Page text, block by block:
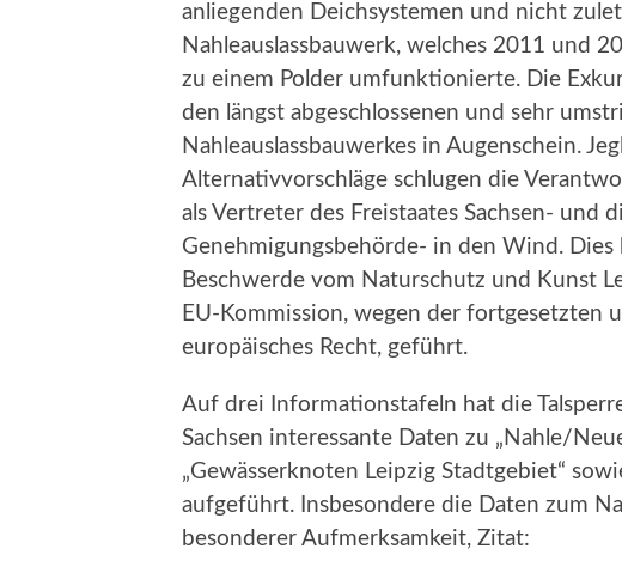
anliegenden Deichsystemen und nicht
Nahleauslassbauwerk, welches 2011 und
zu einem Polder umfunktionierte. Die
den längst abgeschlossenen und sehr
Nahleauslassbauwerkes in Augenschein.
Alternativvorschläge schlugen die
als Vertreter des Freistaates Sachsen- und
Genehmigungsbehörde- in den Wind.
Beschwerde vom Naturschutz und Kunst
EU-Kommission, wegen der fortgesetzten
europäisches Recht, geführt.
Auf drei Informationstafeln hat die
Sachsen interessante Daten zu „Nahle/
„Gewässerknoten Leipzig Stadtgebiet“
aufgeführt. Insbesondere die Daten zum
besonderer Aufmerksamkeit, Zitat: